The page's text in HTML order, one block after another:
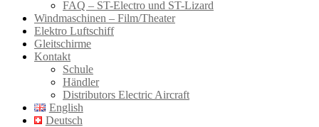
FAQ – ST-Electro und ST-Lizard
Windmaschinen – Film/Theater
Elektro Luftschiff
Gleitschirme
Kontakt
Schule
Händler
Distributors Electric Aircraft
English
Deutsch